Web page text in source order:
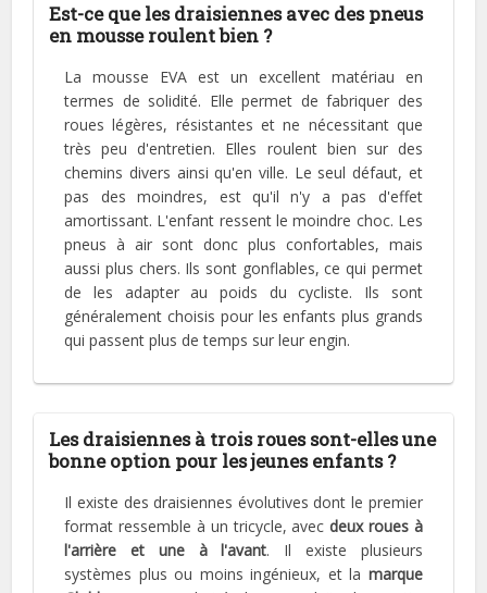
Est-ce que les draisiennes avec des pneus
en mousse roulent bien ?
La mousse EVA est un excellent matériau en
termes de solidité. Elle permet de fabriquer des
roues légères, résistantes et ne nécessitant que
très peu d'entretien. Elles roulent bien sur des
chemins divers ainsi qu'en ville. Le seul défaut, et
pas des moindres, est qu'il n'y a pas d'effet
amortissant. L'enfant ressent le moindre choc. Les
pneus à air sont donc plus confortables, mais
aussi plus chers. Ils sont gonflables, ce qui permet
de les adapter au poids du cycliste. Ils sont
généralement choisis pour les enfants plus grands
qui passent plus de temps sur leur engin.
Les draisiennes à trois roues sont-elles une
bonne option pour les jeunes enfants ?
Il existe des draisiennes évolutives dont le premier
format ressemble à un tricycle, avecdeux roues à
l'arrière et une à l'avant. Il existe plusieurs
systèmes plus ou moins ingénieux, et la marque